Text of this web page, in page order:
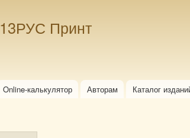
13РУС Принт
Online-калькулятор Авторам Каталог